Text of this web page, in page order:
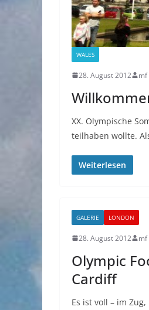
WALES
28. August 2012 mf
XX. Olympische
teilhaben wollte.
Weiterlesen
GALERIE LONDON
28. August 2012 mf
Olympic
Cardiff
Es ist voll – im